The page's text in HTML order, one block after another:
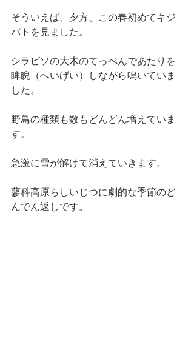
そういえば、夕方、この春初めてキジ
バトを見ました。
シラビソの大木のてっぺんであたりを
睥睨（へいげい）しながら鳴いていま
した。
野鳥の種類も数もどんどん増えていま
す。
急激に雪が解けて消えていきます。
蓼科高原らしいじつに劇的な季節のど
んでん返しです。